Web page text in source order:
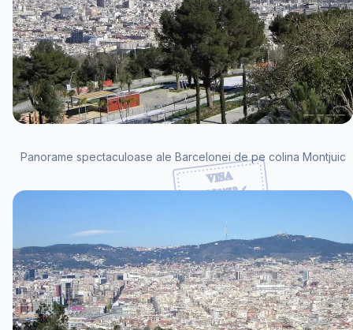
Panorame spectaculoase ale Barcelonei de pe colina Montjuic